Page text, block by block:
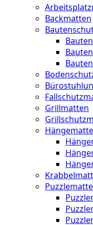
Backmatten
Grillmatten